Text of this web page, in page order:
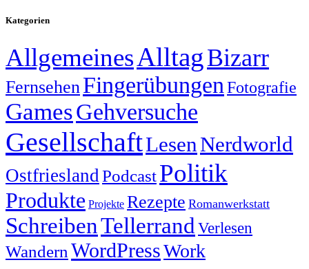
Kategorien
AllgemeinesAlltagBizarr
FernsehenFingerübungen Fotografie
GamesGehversuche
GesellschaftLesenNerdworld
OstfrieslandPodcastPolitik
Produkte Projekte Rezepte Romanwerkstatt
SchreibenTellerrand Verlesen
Wandern WordPressWork